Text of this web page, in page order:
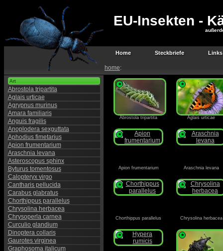
EU-Insekten -
Home Steckbriefe Links
home:
Art
Abrostola tripartita
Aglais urticae
Agrypnus murinus
Amara familiaris
Anguis fragilis
Anoplodera sexguttata
Aphodius fimetarius
Apion frumentarium
Araschnia levana
Asteroscopus sphinx
Byturus tomentosus
Calopteryx virgo
Cantharis pellucida
Carabus glabratus
Chorthippus parallelus
Chrysolina herbacea
Chrysoperla carnea
Curculio glandium
Dinoptera collaris
Gaurotes virginea
Graphosoma italicum
*
Abrostola tripartita
*
Aglais urticae
*
Apion frumentarium
*
Araschnia levana
*
Chorthippus parallelus
*
Chrysolina herbacea
* *